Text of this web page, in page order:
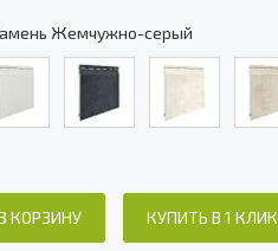
Жемчужно-серый
КОРЗИНУ КУПИТЬ В 1 КЛИК